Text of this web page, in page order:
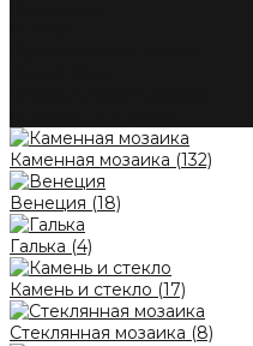
Каменная мозаика (132)
Венеция (18)
Галька (4)
Камень и стекло (17)
Стеклянная мозаика (8)